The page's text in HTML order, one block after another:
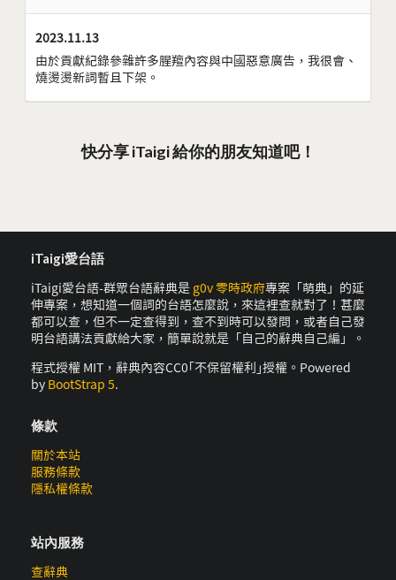
2023.11.13
由於貢獻紀錄參雜許多腥羶內容與中國惡意廣告，我很會、
燒燙燙新詞暫且下架。
快分享 iTaigi 給你的朋友知道吧！
iTaigi愛台語
iTaigi愛台語-群眾台語辭典是 g0v 零時政府專案「萌典」的延
伸專案，想知道一個詞的台語怎麼說，來這裡查就對了！甚麼
都可以查，但不一定查得到，查不到時可以發問，或者自己發
明台語講法貢獻給大家，簡單說就是「自己的辭典自己編」。
程式授權 MIT，辭典內容CC0｢不保留權利｣授權。Powered
by BootStrap 5.
條款
關於本站
服務條款
隱私權條款
站內服務
查辭典